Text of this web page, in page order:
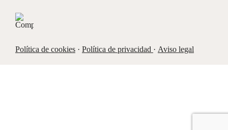
Política de cookies· Política de privacidad · Aviso legal